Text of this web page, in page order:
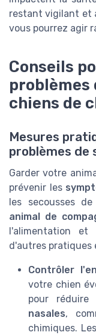
restant vigilant et
vous pourrez agir
Conseils
problèmes
chiens de
Mesures
problèmes de
Garder votre
prévenir les
les secousses
animal de
l'alimentation et
d'autres pratiques
Contrôler
votre chien
pour réduire
nasales,
chimiques. Les